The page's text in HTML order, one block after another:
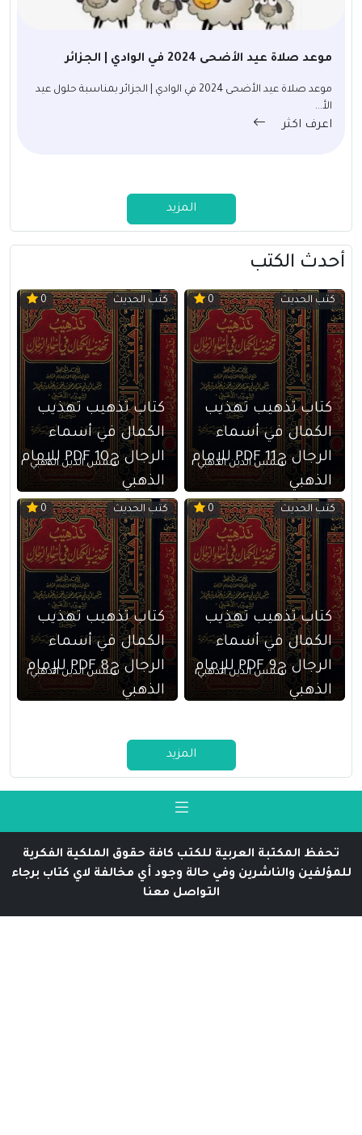
موعد صلاة عيد الأضحى 2024 في الوادي | الجزائر
موعد صلاة عيد الأضحى 2024 في الوادي | الجزائر بمناسبة حلول عيد
الأ...
اعرف اكثر
المزيد
أحدث الكتب
كتب الحديث 0
كتاب تذهيب تهذيب
الكمال في أسماء
الرجال ج11 PDF للإمام
الذهبي
شمس الدين الذهبي
كتب الحديث 0
كتاب تذهيب تهذيب
الكمال في أسماء
الرجال ج10 PDF للإمام
الذهبي
شمس الدين الذهبي
كتب الحديث 0
كتاب تذهيب تهذيب
الكمال في أسماء
الرجال ج9 PDF للإمام
الذهبي
شمس الدين الذهبي
كتب الحديث 0
كتاب تذهيب تهذيب
الكمال في أسماء
الرجال ج8 PDF للإمام
الذهبي
شمس الدين الذهبي
المزيد
تحفظ المكتبة العربية للكتب كافة حقوق الملكية الفكرية
للمؤلفين والناشرين وفي حالة وجود أي مخالفة لاي كتاب برجاء
التواصل معنا